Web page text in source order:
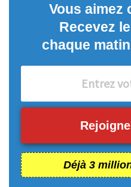
Vous aimez
Recevez
chaque
Déjà 3